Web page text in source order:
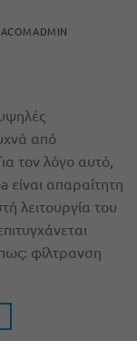
από
τον λόγο αυτό,
απαραίτητη
λειτουργία του
φίλτρανση